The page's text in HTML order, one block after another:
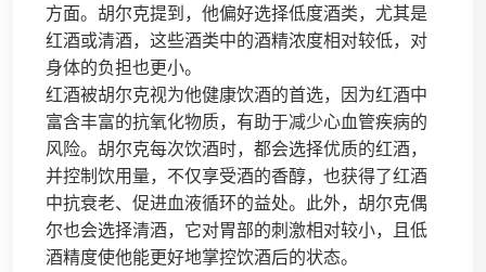
方面。胡尔克提到，他偏好选择低度酒类，尤其是
红酒或清酒，这些酒类中的酒精浓度相对较低，对
身体的负担也更小。
红酒被胡尔克视为他健康饮酒的首选，因为红酒中
富含丰富的抗氧化物质，有助于减少心血管疾病的
风险。胡尔克每次饮酒时，都会选择优质的红酒，
并控制饮用量，不仅享受酒的香醇，也获得了红酒
中抗衰老、促进血液循环的益处。此外，胡尔克偶
尔也会选择清酒，它对胃部的刺激相对较小，且低
酒精度使他能更好地掌控饮酒后的状态。